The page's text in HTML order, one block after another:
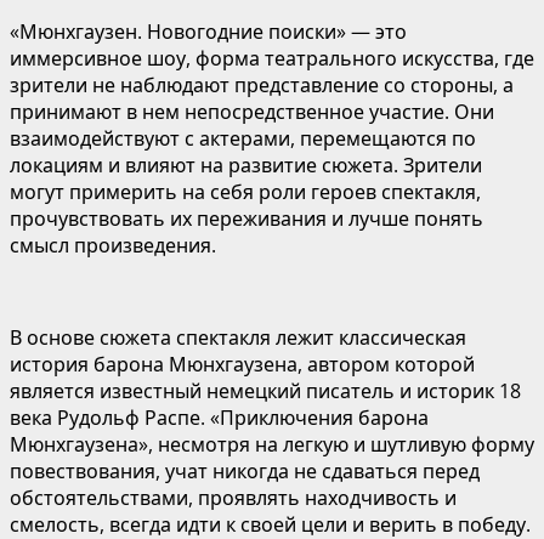
«Мюнхгаузен. Новогодние поиски» — это
иммерсивное шоу, форма театрального искусства, где
зрители не наблюдают представление со стороны, а
принимают в нем непосредственное участие. Они
взаимодействуют с актерами, перемещаются по
локациям и влияют на развитие сюжета. Зрители
могут примерить на себя роли героев спектакля,
прочувствовать их переживания и лучше понять
смысл произведения.
В основе сюжета спектакля лежит классическая
история барона Мюнхгаузена, автором которой
является известный немецкий писатель и историк 18
века Рудольф Распе. «Приключения барона
Мюнхгаузена», несмотря на легкую и шутливую форму
повествования, учат никогда не сдаваться перед
обстоятельствами, проявлять находчивость и
смелость, всегда идти к своей цели и верить в победу.